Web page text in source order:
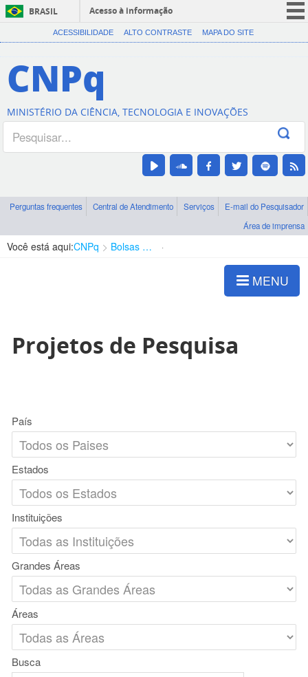
BRASIL
Acesso à informação
CORONAVÍRUS (COVID-19)
Canais
ACESSIBILIDADE ALTO CONTRASTE MAPA DO SITE
CNPq
MINISTÉRIO DA CIÊNCIA, TECNOLOGIA E INOVAÇÕES
Perguntas frequentes Central de Atendimento Serviços
E-mail do Pesquisador
Área de imprensa
Você está aqui:CNPq Bolsas e Auxílios Vigentes
MENU
Projetos de Pesquisa
País
Estados
Instituições
Grandes Áreas
Áreas
Busca